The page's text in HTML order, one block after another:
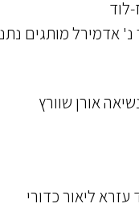
לוד
אורן שוורץ
עזרא ליאור כדורי